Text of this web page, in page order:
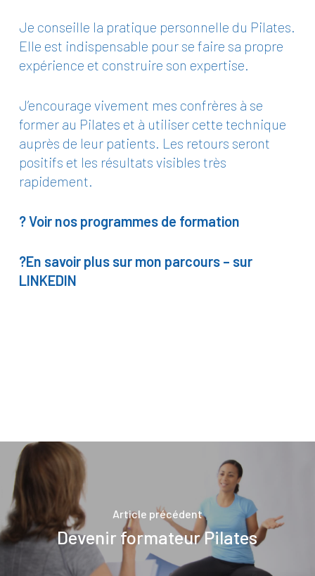
Je conseille la pratique personnelle du Pilates.
Elle est indispensable pour se faire sa propre
expérience et construire son expertise.
J’encourage vivement mes confrères à se
former au Pilates et à utiliser cette technique
auprès de leur patients. Les retours seront
positifs et les résultats visibles très
rapidement.
? Voir nos programmes de formation
?En savoir plus sur mon parcours – sur
LINKEDIN
Article précédent
Devenir formateur Pilates